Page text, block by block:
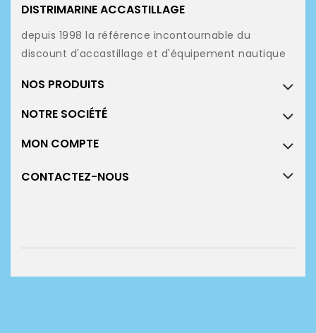
DISTRIMARINE ACCASTILLAGE
depuis 1998 la référence incontournable du
discount d'accastillage et d'équipement nautique
NOS PRODUITS
NOTRE SOCIÉTÉ
MON COMPTE
CONTACTEZ-NOUS